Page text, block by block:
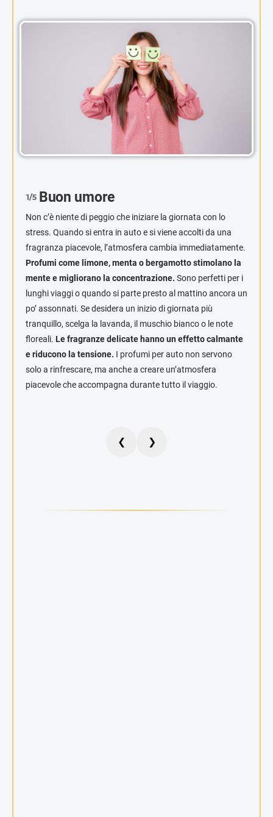
1/5 Buon umore
Non c’è niente di peggio che iniziare la giornata con lo
stress. Quando si entra in auto e si viene accolti da una
fragranza piacevole, l’atmosfera cambia immediatamente.
Profumi come limone, menta o bergamotto stimolano la
mente e migliorano la concentrazione. Sono perfetti per i
lunghi viaggi o quando si parte presto al mattino ancora un
po’ assonnati. Se desidera un inizio di giornata più
tranquillo, scelga la lavanda, il muschio bianco o le note
floreali. Le fragranze delicate hanno un effetto calmante
e riducono la tensione. I profumi per auto non servono
solo a rinfrescare, ma anche a creare un’atmosfera
piacevole che accompagna durante tutto il viaggio.
❮ ❯